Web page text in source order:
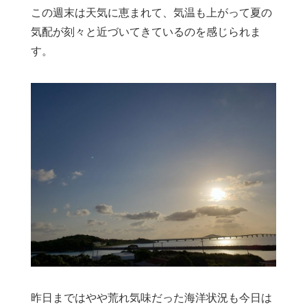
この週末は天気に恵まれて、気温も上がって夏の
気配が刻々と近づいてきているのを感じられま
す。
昨日まではやや荒れ気味だった海洋状況も今日は